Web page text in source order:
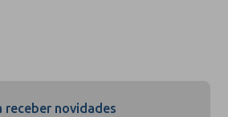
receber novidades